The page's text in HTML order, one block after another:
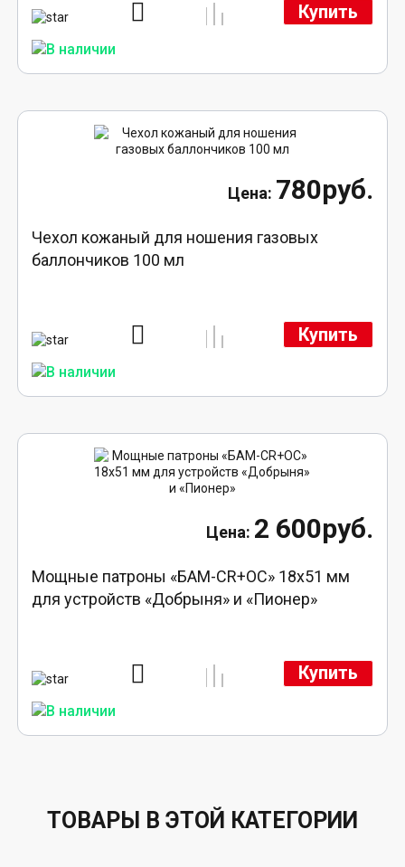
Купить
780руб.
Чехол кожаный для ношения газовых
баллончиков 100 мл
Купить
2 600руб.
Мощные патроны «БАМ-CR+ОС» 18х51 мм
для устройств «Добрыня» и «Пионер»
Купить
ТОВАРЫ В ЭТОЙ КАТЕГОРИИ